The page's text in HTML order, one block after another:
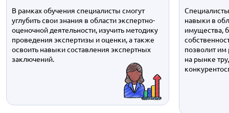
В рамках обучения специалисты смогут
углубить свои знания в области экспертно-
оценочной деятельности, изучить методику
проведения экспертизы и оценки, а также
освоить навыки составления экспертных
заключений.
навыки в
имущества,
позволит
на рынке